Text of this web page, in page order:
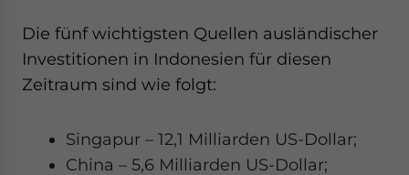
Die fünf wichtigsten Quellen ausländischer
Investitionen in Indonesien für diesen
Zeitraum sind wie folgt:
Singapur – 12,1 Milliarden US-Dollar;
China – 5,6 Milliarden US-Dollar;